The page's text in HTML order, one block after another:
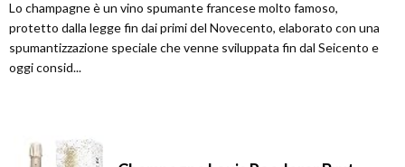
Lo champagne è un vino spumante francese molto famoso,
protetto dalla legge fin dai primi del Novecento, elaborato con una
spumantizzazione speciale che venne sviluppata fin dal Seicento e
oggi consid...